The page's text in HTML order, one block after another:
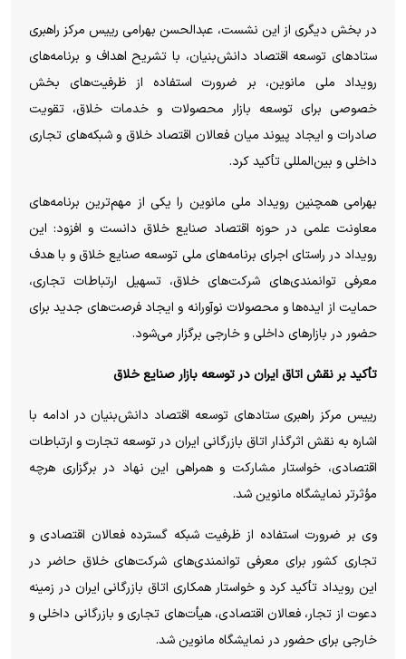
در بخش دیگری از این نشست، عبدالحسن بهرامی رییس مرکز راهبری
ستاد‌های توسعه اقتصاد دانش‌بنیان، با تشریح اهداف و برنامه‌های
رویداد ملی مانوین، بر ضرورت استفاده از ظرفیت‌های بخش
خصوصی برای توسعه بازار محصولات و خدمات خلاق، تقویت
صادرات و ایجاد پیوند میان فعالان اقتصاد خلاق و شبکه‌های تجاری
داخلی و بین‌المللی تأکید کرد.
بهرامی همچنین رویداد ملی مانوین را یکی از مهم‌ترین برنامه‌های
معاونت علمی در حوزه اقتصاد صنایع خلاق دانست و افزود: این
رویداد در راستای اجرای برنامه‌های ملی توسعه صنایع خلاق و با هدف
معرفی توانمندی‌های شرکت‌های خلاق، تسهیل ارتباطات تجاری،
حمایت از ایده‌ها و محصولات نوآورانه و ایجاد فرصت‌های جدید برای
حضور در بازار‌های داخلی و خارجی برگزار می‌شود.
تأکید بر نقش اتاق ایران در توسعه بازار صنایع خلاق
رییس مرکز راهبری ستاد‌های توسعه اقتصاد دانش‌بنیان در ادامه با
اشاره به نقش اثرگذار اتاق بازرگانی ایران در توسعه تجارت و ارتباطات
اقتصادی، خواستار مشارکت و همراهی این نهاد در برگزاری هرچه
مؤثرتر نمایشگاه مانوین شد.
وی بر ضرورت استفاده از ظرفیت شبکه گسترده فعالان اقتصادی و
تجاری کشور برای معرفی توانمندی‌های شرکت‌های خلاق حاضر در
این رویداد تأکید کرد و خواستار همکاری اتاق بازرگانی ایران در زمینه
دعوت از تجار، فعالان اقتصادی، هیأت‌های تجاری و بازرگانی داخلی و
خارجی برای حضور در نمایشگاه مانوین شد.